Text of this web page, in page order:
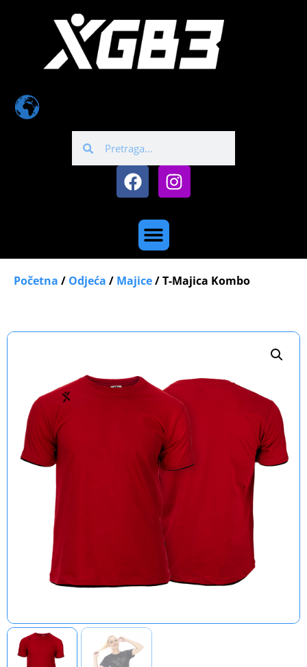
Početna / Odjeća / Majice/ T-Majica Kombo